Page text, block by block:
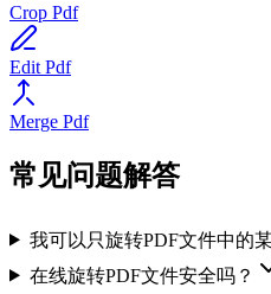
Crop Pdf
Edit Pdf
Merge Pdf
常见问题解答
我可以只旋转PDF文件中的
在线旋转PDF文件安全吗？